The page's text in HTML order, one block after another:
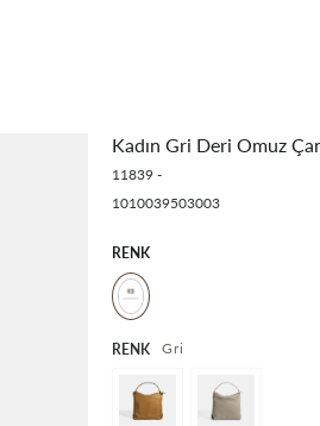
Kadın Gri Deri Omuz
11839 -
1010039503003
RENK
RENK Gri